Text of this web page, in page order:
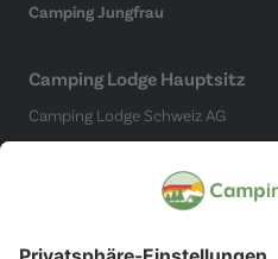
Camping Jungfrau
Camping Lodge Hauptsitz
Camping Lodge Schweiz AG